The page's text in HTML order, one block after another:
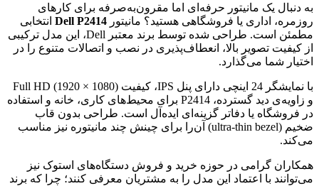
به دنبال یک مانیتور حرفه‌ای اما مقرون‌به‌صرفه برای کارهای
روزمره، اداری یا فروشگاهی هستید؟ مانیتور Dell P2414 انتخابی
مطمئن است. طراحی شده توسط برند معتبر Dell، این مدل ترکیبی
از کیفیت تصویر بالا، انعطاف‌پذیری در نصب و اتصالات متنوع را در
اختیار شما می‌گذارد.
با نمایشگر 24 اینچی دارای پنل IPS، کیفیت Full HD (1920 × 1080)
و زاویه‌ی دید گسترده، P2414 برای محیط‌های کاری، خانه و استفاده
در فروشگاه یا دفاتر گزینه‌ای ایده‌آل است. طراحی بدون قاب
ضخیم (ultra-thin bezel) آن‌را برای چینش چند مانیتوره نیز مناسب
می‌کند.
همکاران گرامی در حوزه خرید و فروش دستگاه‌های استوک نیز
می‌توانند با اعتماد این مدل را به مشتریان معرفی کنند؛ چرا که برند